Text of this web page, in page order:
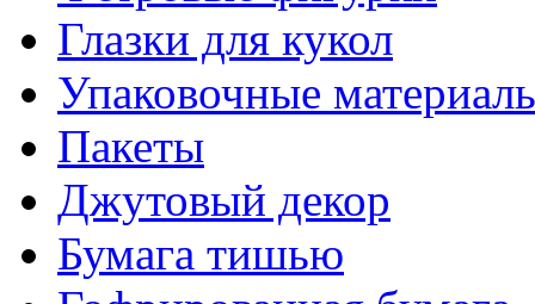
Глазки для кукол
Упаковочные
Пакеты
Джутовый декор
Бумага тишью